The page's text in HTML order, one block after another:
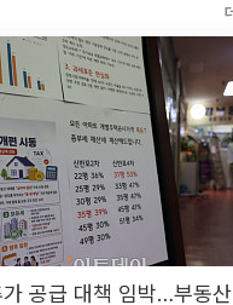
공급 대책 임박…부동산